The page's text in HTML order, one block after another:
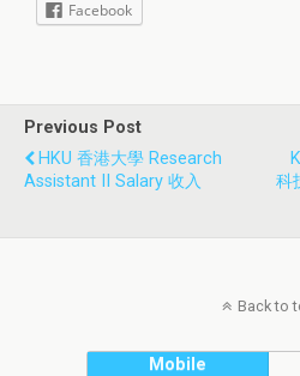
Facebook
Previous Post
HKU 香港大學 Research
Assistant II Salary 收入
科
Back to
Mobile